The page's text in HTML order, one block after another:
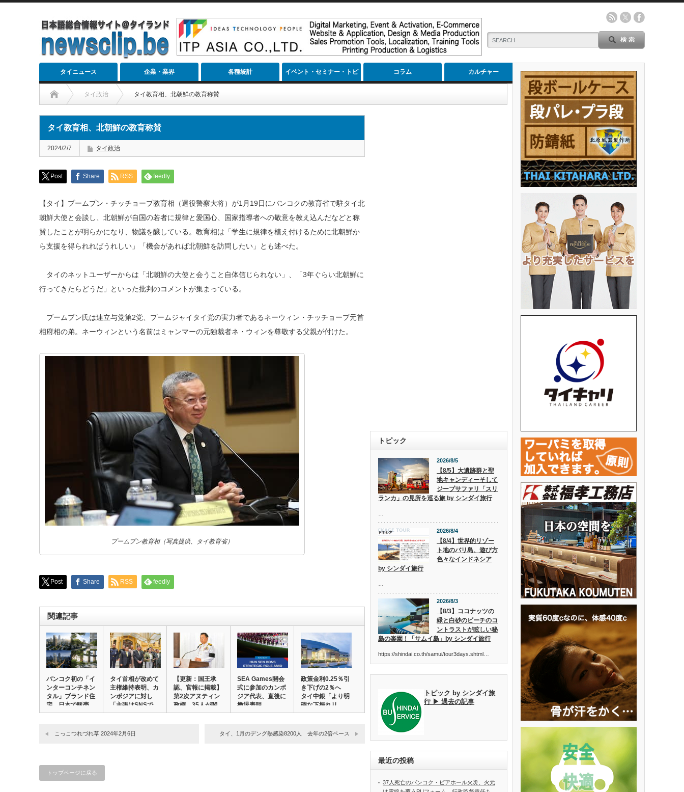
タイニュース 企業・業界 各種統計 イベント・セミナー・トピ コラム カルチャー
タイ政治 タイ教育相、北朝鮮の教育称賛
タイ教育相、北朝鮮の教育称賛
2024/2/7 タイ政治
Post Share RSS feedly
【タイ】プームプン・チッチョープ教育相（退役警察大将）が1月19日にバンコクの教育省で駐タイ北
朝鮮大使と会談し、北朝鮮が自国の若者に規律と愛国心、国家指導者への敬意を教え込んだなどと称
賛したことが明らかになり、物議を醸している。教育相は「学生に規律を植え付けるために北朝鮮か
ら支援を得られればうれしい」「機会があれば北朝鮮を訪問したい」とも述べた。
タイのネットユーザーからは「北朝鮮の大使と会うこと自体信じられない」、「3年ぐらい北朝鮮に
行ってきたらどうだ」といった批判のコメントが集まっている。
プームプン氏は連立与党第2党、プームジャイタイ党の実力者であるネーウィン・チッチョープ元首
相府相の弟。ネーウィンという名前はミャンマーの元独裁者ネ・ウィンを尊敬する父親が付けた。
プームプン教育相（写真提供、タイ教育省）
Post Share RSS feedly
関連記事
バンコク初の「イ
ンターコンチネン
タル」ブランド住
宅、日本で販売
へ…
タイ首相が改めて
主権維持表明、カ
ンボジアに対し
「主張はSNSで
は…
【更新：国王承
認、官報に掲載】
第2次アヌティン
政権、35人が閣
僚…
SEA Games開会
式に参加のカンボ
ジア代表、直後に
撤退表明
政策金利0.25％引
き下げの2％へ
タイ中銀「より明
確な下振れリ…
こっこつれづれ草 2024年2月6日 タイ、1月のデング熱感染8200人 去年の2倍ペース
トップページに戻る
トピック
2026/8/5
【8/5】大遺跡群と聖
地キャンディーそして
ジープサファリ「スリ
ランカ」の見所を巡る旅 by シンダイ旅行
2026/8/4
【8/4】世界的リゾー
ト地のバリ島、遊び方
色々なインドネシア
by シンダイ旅行
2026/8/3
【8/3】ココナッツの
緑と白砂のビーチのコ
ントラストが眩しい秘
島の楽園！「サムイ島」by シンダイ旅行
https://shindai.co.th/samui/tour3days.shtml…
トピック by シンダイ旅
行 ▶ 過去の記事
最近の投稿
37人死亡のバンコク・ビアホール火災、火元